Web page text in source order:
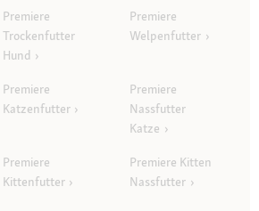
Premiere
Trockenfutter
Hund
Premiere
Welpenfutter
Premiere
Katzenfutter
Premiere
Nassfutter
Katze
Premiere
Kittenfutter
Premiere Kitten
Nassfutter